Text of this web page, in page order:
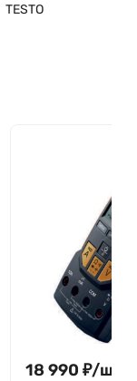
TESTO
18 990 ₽/шт.